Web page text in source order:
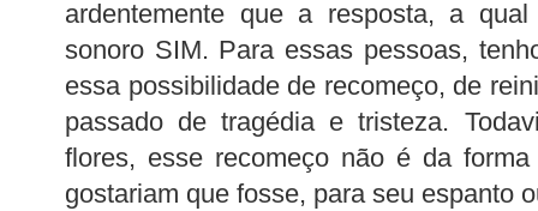
ardentemente que a resposta, a
sonoro SIM. Para essas pessoas,
essa possibilidade de recomeço, de
passado de tragédia e tristeza.
flores, esse recomeço não é da
gostariam que fosse, para seu espanto